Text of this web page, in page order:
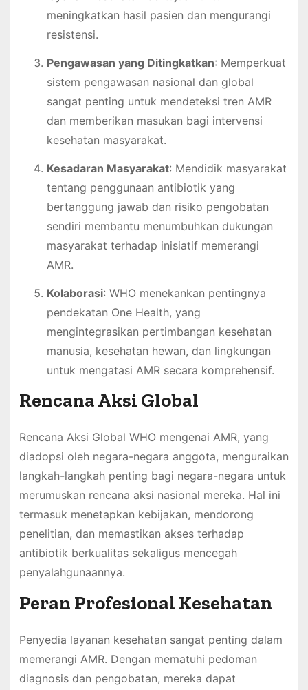
meningkatkan hasil pasien dan mengurangi
resistensi.
Pengawasan yang Ditingkatkan: Memperkuat
sistem pengawasan nasional dan global
sangat penting untuk mendeteksi tren AMR
dan memberikan masukan bagi intervensi
kesehatan masyarakat.
Kesadaran Masyarakat: Mendidik masyarakat
tentang penggunaan antibiotik yang
bertanggung jawab dan risiko pengobatan
sendiri membantu menumbuhkan dukungan
masyarakat terhadap inisiatif memerangi
AMR.
Kolaborasi: WHO menekankan pentingnya
pendekatan One Health, yang
mengintegrasikan pertimbangan kesehatan
manusia, kesehatan hewan, dan lingkungan
untuk mengatasi AMR secara komprehensif.
Rencana Aksi Global
Rencana Aksi Global WHO mengenai AMR, yang
diadopsi oleh negara-negara anggota, menguraikan
langkah-langkah penting bagi negara-negara untuk
merumuskan rencana aksi nasional mereka. Hal ini
termasuk menetapkan kebijakan, mendorong
penelitian, dan memastikan akses terhadap
antibiotik berkualitas sekaligus mencegah
penyalahgunaannya.
Peran Profesional Kesehatan
Penyedia layanan kesehatan sangat penting dalam
memerangi AMR. Dengan mematuhi pedoman
diagnosis dan pengobatan, mereka dapat